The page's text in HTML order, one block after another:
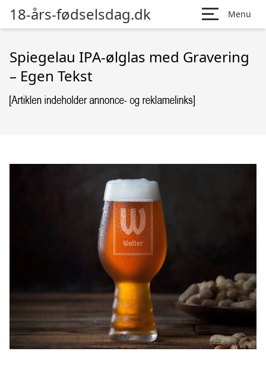
18-års-fødselsdag.dk Menu
Spiegelau IPA-ølglas med Gravering
– Egen Tekst